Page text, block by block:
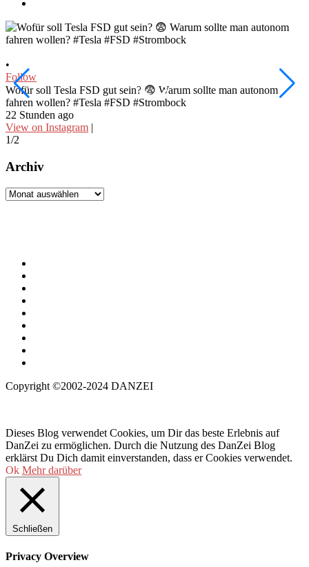
•
Follow
Wofür soll Tesla FSD gut sein? 😨 Warum sollte man autonom
fahren wollen? #Tesla #FSD #Strombock
22 Stunden ago
View on Instagram |
1/2
Archiv
Archiv
Copyright ©2002-2024 DANZEI
Dieses Blog verwendet Cookies, um Dir das beste Erlebnis auf
DanZei zu ermöglichen. Durch die Nutzung des DanZei Blog
erklärst Du Dich damit einverstanden, dass er Cookies verwendet.
Ok Mehr darüber
Schließen
Privacy Overview